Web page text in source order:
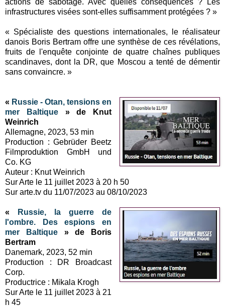
infrastructures visées sont-elles suffisamment protégées ? »
« Spécialiste des questions internationales, le réalisateur
danois Boris Bertram offre une synthèse de ces révélations,
fruits de l'enquête conjointe de quatre chaînes publiques
scandinaves, dont la DR, que Moscou a tenté de démentir
sans convaincre. »
« Russie - Otan, tensions en
mer Baltique» de Knut
Weinrich
Allemagne, 2023, 53 min
Production : Gebrüder Beetz
Filmproduktion GmbH und
Co. KG
Auteur : Knut Weinrich
Sur Arte le 11 juillet 2023 à 20 h 50
Sur arte.tv du 11/07/2023 au 08/10/2023
«
Russie, la guerre de
l'ombre. Des espions en
mer Baltique» de Boris
Bertram
Danemark, 2023, 52 min
Production : DR Broadcast
Corp.
Productrice : Mikala Krogh
Sur Arte le 11 juillet 2023 à 21
h 45